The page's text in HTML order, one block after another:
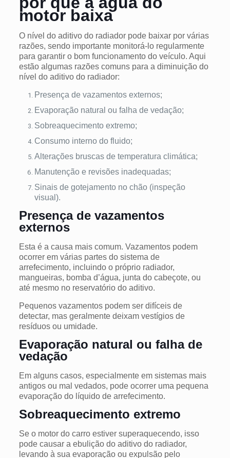
motor baixa
O nível do aditivo do radiador pode baixar por várias
razões, sendo importante monitorá-lo regularmente
para garantir o bom funcionamento do veículo. Aqui
estão algumas razões comuns para a diminuição do
nível do aditivo do radiador:
Presença de vazamentos externos;
Evaporação natural ou falha de vedação;
Sobreaquecimento extremo;
Consumo interno do fluido;
Alterações bruscas de temperatura climática;
Manutenção e revisões inadequadas;
Sinais de gotejamento no chão (inspeção
visual).
Presença de vazamentos
externos
Esta é a causa mais comum. Vazamentos podem
ocorrer em várias partes do sistema de
arrefecimento, incluindo o próprio radiador,
mangueiras, bomba d’água, junta do cabeçote, ou
até mesmo no reservatório do aditivo.
Pequenos vazamentos podem ser difíceis de
detectar, mas geralmente deixam vestígios de
resíduos ou umidade.
Evaporação natural ou falha de
vedação
Em alguns casos, especialmente em sistemas mais
antigos ou mal vedados, pode ocorrer uma pequena
evaporação do líquido de arrefecimento.
Sobreaquecimento extremo
Se o motor do carro estiver superaquecendo, isso
pode causar a ebulição do aditivo do radiador,
levando à sua evaporação ou expulsão pelo